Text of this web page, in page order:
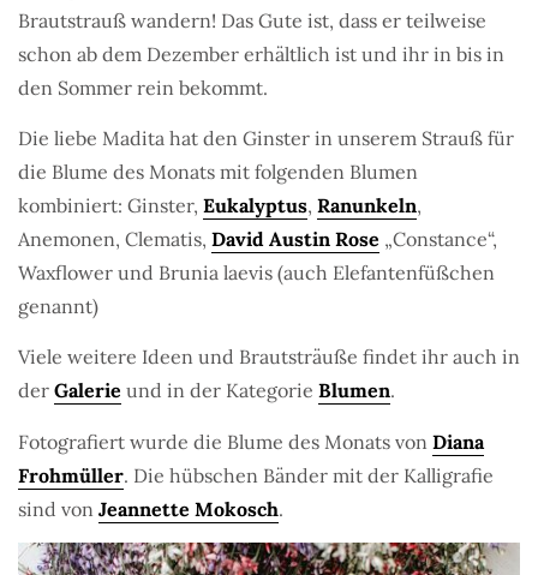
Brautstrauß wandern! Das Gute ist, dass er teilweise
schon ab dem Dezember erhältlich ist und ihr in bis in
den Sommer rein bekommt.
Die liebe Madita hat den Ginster in unserem Strauß für
die Blume des Monats mit folgenden Blumen
kombiniert: Ginster, Eukalyptus, Ranunkeln,
Anemonen, Clematis, David Austin Rose „Constance“,
Waxflower und Brunia laevis (auch Elefantenfüßchen
genannt)
Viele weitere Ideen und Brautsträuße findet ihr auch in
der Galerie und in der Kategorie Blumen.
Fotografiert wurde die Blume des Monats von Diana
Frohmüller. Die hübschen Bänder mit der Kalligrafie
sind von Jeannette Mokosch.